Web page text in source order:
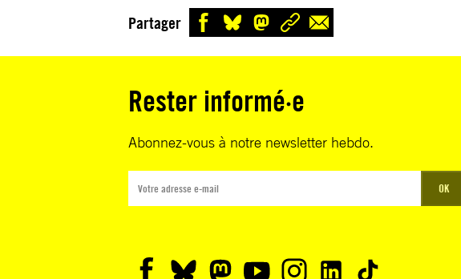
Partager
Rester informé·e
Abonnez-vous à notre newsletter hebdo.
OK